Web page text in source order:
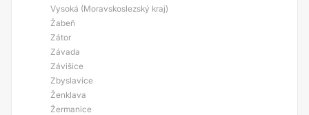
Vysoká (Moravskoslezský kraj)
Žabeň
Zátor
Závada
Závišice
Zbyslavice
Ženklava
Žermanice